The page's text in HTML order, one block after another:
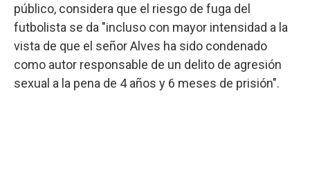
público, considera que el riesgo de fuga del
futbolista se da "incluso con mayor intensidad a la
vista de que el señor Alves ha sido condenado
como autor responsable de un delito de agresión
sexual a la pena de 4 años y 6 meses de prisión".